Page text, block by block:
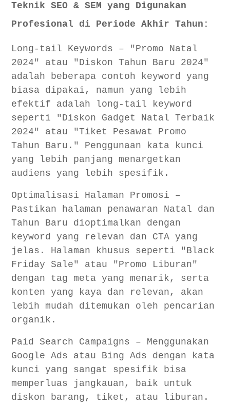
Teknik SEO & SEM yang Digunakan
Profesional di Periode Akhir Tahun:
Long-tail Keywords – "Promo Natal
2024" atau "Diskon Tahun Baru 2024"
adalah beberapa contoh keyword yang
biasa dipakai, namun yang lebih
efektif adalah long-tail keyword
seperti "Diskon Gadget Natal Terbaik
2024" atau "Tiket Pesawat Promo
Tahun Baru." Penggunaan kata kunci
yang lebih panjang menargetkan
audiens yang lebih spesifik.
Optimalisasi Halaman Promosi –
Pastikan halaman penawaran Natal dan
Tahun Baru dioptimalkan dengan
keyword yang relevan dan CTA yang
jelas. Halaman khusus seperti "Black
Friday Sale" atau "Promo Liburan"
dengan tag meta yang menarik, serta
konten yang kaya dan relevan, akan
lebih mudah ditemukan oleh pencarian
organik.
Paid Search Campaigns – Menggunakan
Google Ads atau Bing Ads dengan kata
kunci yang sangat spesifik bisa
memperluas jangkauan, baik untuk
diskon barang, tiket, atau liburan.